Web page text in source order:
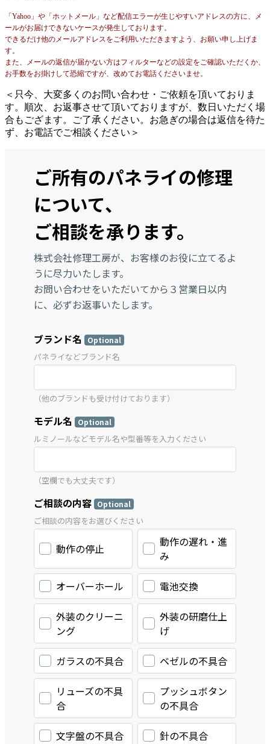
「Yahoo」や「ホットメール」など配信エラーが生じやすいアドレスの方に、メ
ールがお届けできないケースが発生しております。
できるだけ他のメールアドレスをご利用いただきますよう、お願い申し上げま
す。
また、メールの返信が届かない方はフィルターなどの設定をご確認いただくか、
お手数をお掛けして恐縮ですが、改めてお電話くださいませ。
＜只今、大変多くのお問い合わせ・ご依頼を頂いておりま
す。順次、お返事させて頂いておりますが、数日いただく場
合もござます。ご了承ください。お急ぎの場合は返信を待た
ず、お電話でご相談ください＞